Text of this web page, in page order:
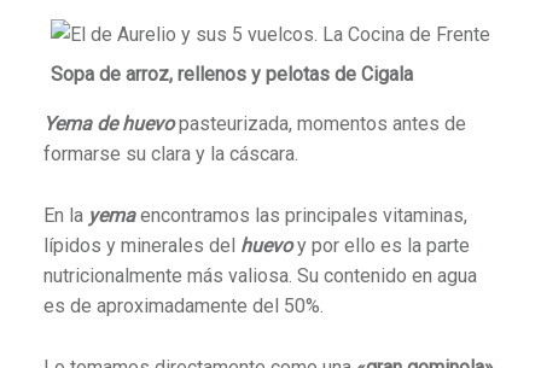
Sopa de arroz, rellenos y pelotas de Cigala
Yema de huevopasteurizada, momentos antes de
formarse su clara y la cáscara.
En la yemaencontramos las principales vitaminas,
lípidos y minerales del huevoy por ello es la parte
nutricionalmente más valiosa. Su contenido en agua
es de aproximadamente del 50%.